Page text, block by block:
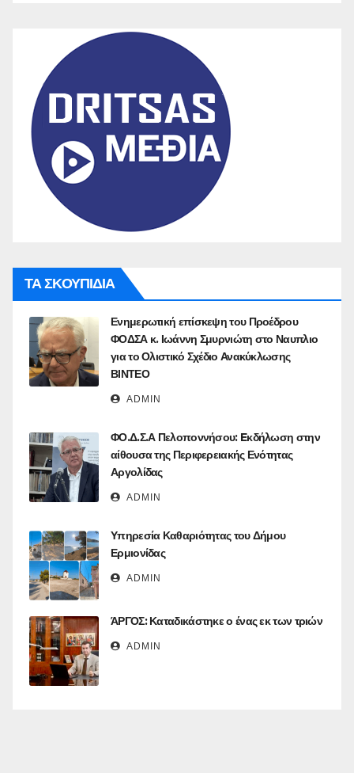
ΤΑ ΣΚΟΥΠΙΔΙΑ
Ενημερωτική επίσκεψη του Προέδρου
ΦΟΔΣΑ κ. Ιωάννη Σμυρνιώτη στο Ναυπλιο
για το Ολιστικό Σχέδιο Ανακύκλωσης
ΒΙΝΤΕΟ
ADMIN
ΦΟ.Δ.Σ.Α Πελοποννήσου: Eκδήλωση στην
αίθουσα της Περιφερειακής Ενότητας
Αργολίδας
ADMIN
Υπηρεσία Καθαριότητας του Δήμου
Ερμιονίδας
ADMIN
ΆΡΓΟΣ: Καταδικάστηκε ο ένας εκ των τριών
ADMIN